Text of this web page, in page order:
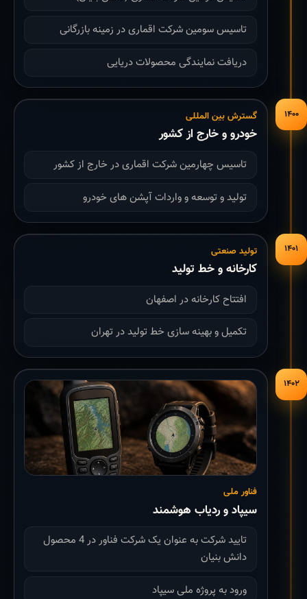
تاسیس سومین شرکت اقماری در زمینه بازرگانی
دریافت نمایندگی محصولات دریایی
۱۴۰۰ گسترش بین المللی
خودرو و خارج از کشور
تاسیس چهارمین شرکت اقماری در خارج از کشور
تولید و توسعه و واردات آپشن های خودرو
۱۴۰۱ تولید صنعتی
کارخانه و خط تولید
افتتاح کارخانه در اصفهان
تکمیل و بهینه سازی خط تولید در تهران
۱۴۰۲
فناور ملی
سیپاد و ردیاب هوشمند
تایید شرکت به عنوان یک شرکت فناور در 4 محصول
دانش بنیان
ورود به پروژه ملی سیپاد